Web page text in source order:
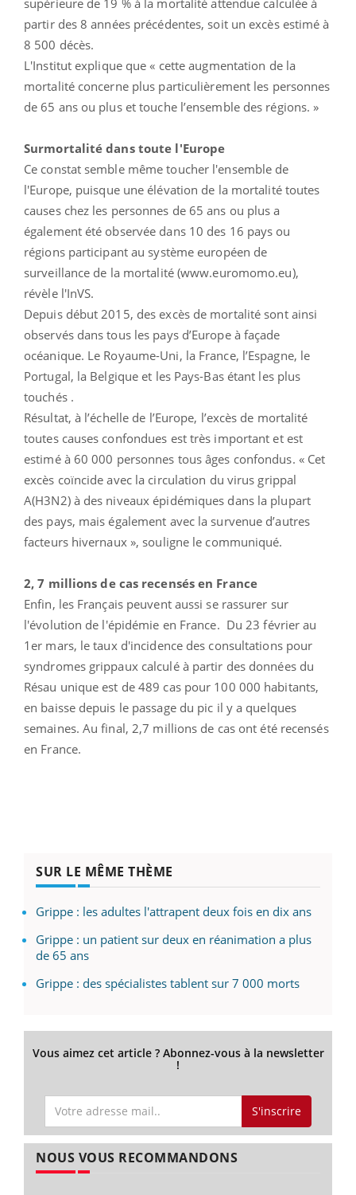
partir des 8 années précédentes, soit un excès estimé à
8 500 décès.
L'Institut explique que « cette augmentation de la
mortalité concerne plus particulièrement les personnes
de 65 ans ou plus et touche l’ensemble des régions. »
Surmortalité dans toute l'Europe
Ce constat semble même toucher l'ensemble de
l'Europe, puisque une élévation de la mortalité toutes
causes chez les personnes de 65 ans ou plus a
également été observée dans 10 des 16 pays ou
régions participant au système européen de
surveillance de la mortalité (www.euromomo.eu),
révèle l'InVS.
Depuis début 2015, des excès de mortalité sont ainsi
observés dans tous les pays d’Europe à façade
océanique. Le Royaume-Uni, la France, l’Espagne, le
Portugal, la Belgique et les Pays-Bas étant les plus
touchés .
Résultat, à l’échelle de l’Europe, l’excès de mortalité
toutes causes confondues est très important et est
estimé à 60 000 personnes tous âges confondus. « Cet
excès coïncide avec la circulation du virus grippal
A(H3N2) à des niveaux épidémiques dans la plupart
des pays, mais également avec la survenue d’autres
facteurs hivernaux », souligne le communiqué.
2, 7 millions de cas recensés en France
Enfin, les Français peuvent aussi se rassurer sur
l'évolution de l'épidémie en France. Du 23 février au
1er mars, le taux d'incidence des consultations pour
syndromes grippaux calculé à partir des données du
Résau unique est de 489 cas pour 100 000 habitants,
en baisse depuis le passage du pic il y a quelques
semaines. Au final, 2,7 millions de cas ont été recensés
en France.
SUR LE MÊME THÈME
Grippe : les adultes l'attrapent deux fois en dix ans
Grippe : un patient sur deux en réanimation a plus
de 65 ans
Grippe : des spécialistes tablent sur 7 000 morts
Vous aimez cet article ? Abonnez-vous à la newsletter
!
S'inscrire
NOUS VOUS RECOMMANDONS